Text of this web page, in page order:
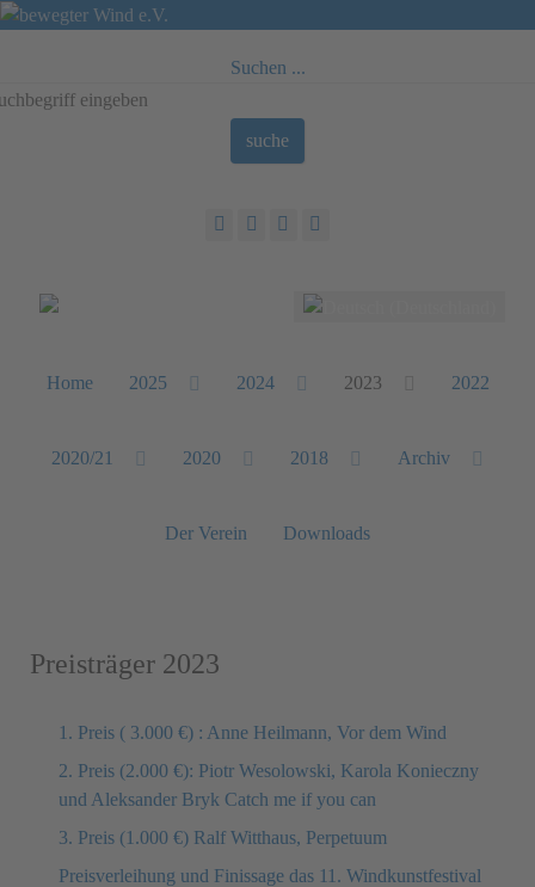
Suchen ...
suche
Sprache auswählen
Home 2025 2024 2023 2022
2020/21 2020 2018 Archiv
Der Verein Downloads
Preisträger 2023
1. Preis ( 3.000 €) : Anne Heilmann, Vor dem Wind
2. Preis (2.000 €): Piotr Wesolowski, Karola Konieczny
und Aleksander Bryk Catch me if you can
3. Preis (1.000 €) Ralf Witthaus, Perpetuum
Preisverleihung und Finissage das 11. Windkunstfestival